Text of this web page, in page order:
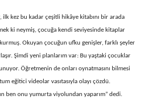
ilk kez bu kadar çeşitli hikâye kitabını bir arada
ki neymiş, çocuğa kendi seviyesinde kitaplar
Okuyan çocuğun ufku genişler, farklı şeyler
Şimdi yeni planlarım var: Bu yaştaki çocuklar
Öğretmenin de onları oynatmasını bilmesi
eğitici videolar vasıtasıyla olayı çözdü.
ben onu yumurta viyolundan yaparım” dedi.